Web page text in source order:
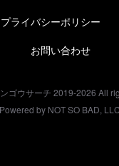
プライバシーポリシー
お問い合わせ
ゴウサーチ 2019-2026 All
Powered by NOT SO BAD,